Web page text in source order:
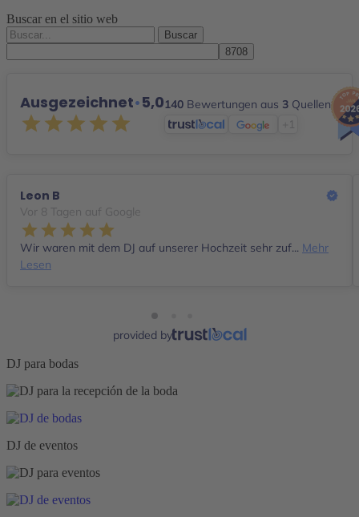
Buscar en el sitio web
Buscar
por:
Ausgezeichnet•5,0140 Bewertungen aus 3 Quellen
+1
Leon B
Vor 8 Tagen auf Google
Wir waren mit dem DJ auf unserer Hochzeit sehr zuf... Mehr
Lesen
provided by
DJ para bodas
DJ de eventos